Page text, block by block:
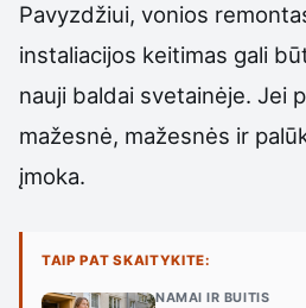
Pavyzdžiui, vonios
instaliacijos keitimas gali
nauji baldai svetainėje. Jei
mažesnė, mažesnės ir
įmoka.
TAIP PAT SKAITYKITE:
NAMAI IR BUITIS